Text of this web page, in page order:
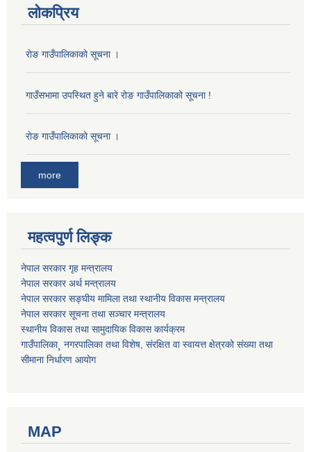
लोकप्रिय
राेङ गाउँपालिकाको सूचना ।
गाउँसभामा उपस्थित हुने बारे रोङ गाउँपालिकाको सूचना !
राेङ गाउँपालिकाको सूचना ।
more
महत्वपुर्ण लिङ्क
नेपाल सरकार गृह मन्त्रालय
नेपाल सरकार अर्थ मन्त्रालय
नेपाल सरकार सङ्घीय मामिला तथा स्थानीय विकास मन्त्रालय
नेपाल सरकार सूचना तथा सञ्चार मन्त्रालय
स्थानीय विकास तथा सामुदायिक विकास कार्यक्रम
गाउँपालिका¸ नगरपालिका तथा विशेष, संरक्षित वा स्वायत्त क्षेत्रको संख्या तथा
सीमाना निर्धारण आयोग
MAP